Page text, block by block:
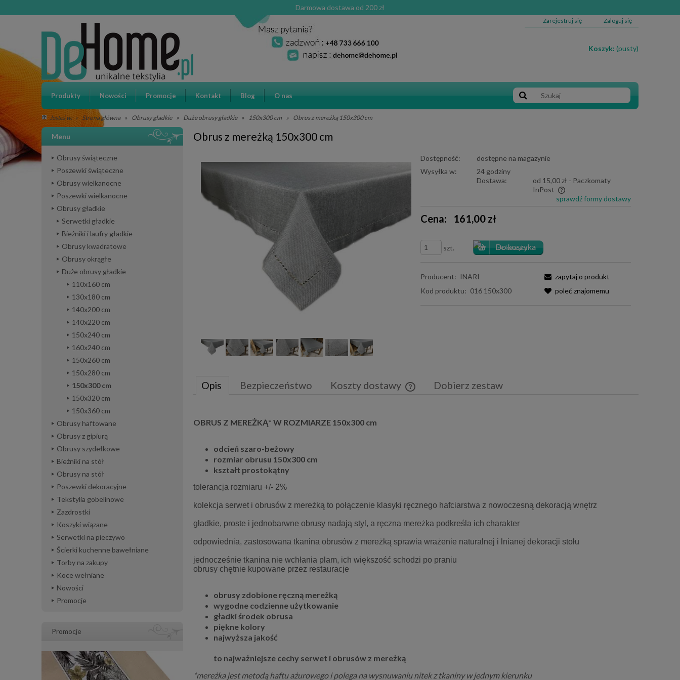
Darmowa dostawa od 200 zł
Zarejestruj się Zaloguj się
Koszyk: (pusty)
Produkty Nowości Promocje Kontakt Blog O nas
Jesteś w: » Strona główna » Obrusy gładkie » Duże obrusy gładkie » 150x300 cm » Obrus z mereżką 150x300 cm
Menu
Obrusy świąteczne
Poszewki świąteczne
Obrusy wielkanocne
Poszewki wielkanocne
Obrusy gładkie
Serwetki gładkie
Bieżniki i laufry gładkie
Obrusy kwadratowe
Obrusy okrągłe
Duże obrusy gładkie
110x160 cm
130x180 cm
140x200 cm
140x220 cm
150x240 cm
160x240 cm
150x260 cm
150x280 cm
150x300 cm
150x320 cm
150x360 cm
Obrusy haftowane
Obrusy z gipiurą
Obrusy szydełkowe
Bieżniki na stół
Obrusy na stół
Poszewki dekoracyjne
Tekstylia gobelinowe
Zazdrostki
Koszyki wiązane
Serwetki na pieczywo
Ścierki kuchenne bawełniane
Torby na zakupy
Koce wełniane
Nowości
Promocje
Promocje
Obrus z mereżką 150x300 cm
Dostępność:
dostępne na magazynie
Wysyłka w:
24 godziny
Dostawa:
od 15,00 zł - Paczkomaty
InPost
płatności
sprawdź formy dostawy
Cena: 161,00 zł
szt.
Producent: INARI
Kod produktu: 016 150x300
zapytaj o produkt
poleć znajomemu
Opis Bezpieczeństwo Koszty dostawy Dobierz zestaw
OBRUS Z MEREŻKĄ* W ROZMIARZE 150x300 cm
odcień szaro-beżowy
rozmiar obrusu 150x300 cm
kształt prostokątny
tolerancja rozmiaru +/- 2%
kolekcja serwet i obrusów z mereżką to połączenie klasyki ręcznego hafciarstwa z nowoczesną dekoracją wnętrz
gładkie, proste i jednobarwne obrusy nadają styl, a ręczna mereżka podkreśla ich charakter
odpowiednia, zastosowana tkanina obrusów z mereżką sprawia wrażenie naturalnej i lnianej dekoracji stołu
jednocześnie tkanina nie wchłania plam, ich większość schodzi po praniu
obrusy chętnie kupowane przez restauracje
obrusy zdobione ręczną mereżką
wygodne codzienne użytkowanie
gładki środek obrusa
piękne kolory
najwyższa jakość
to najważniejsze cechy serwet i obrusów z mereżką
*mereżka jest metodą haftu ażurowego i polega na wysnuwaniu nitek z tkaniny w jednym kierunku